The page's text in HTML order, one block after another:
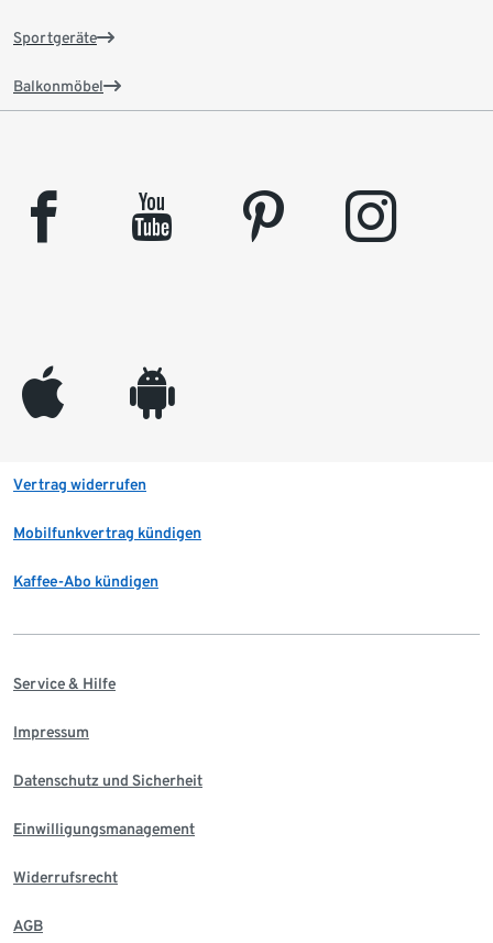
Sportgeräte
Balkonmöbel
facebook youtube pinterest instagram
appleinc android
Vertrag widerrufen
Mobilfunkvertrag kündigen
Kaffee-Abo kündigen
Service & Hilfe
Impressum
Datenschutz und Sicherheit
Einwilligungsmanagement
Widerrufsrecht
AGB